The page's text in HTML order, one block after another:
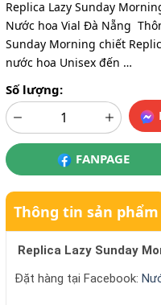
Replica Lazy Sunday
Nước hoa Vial Đà Nẵng
Sunday Morning chiết
nước hoa Unisex đến …
Số lượng:
FANPAGE
Thông tin sản phẩm
Replica Lazy Sunday
Đặt hàng tại Facebook: